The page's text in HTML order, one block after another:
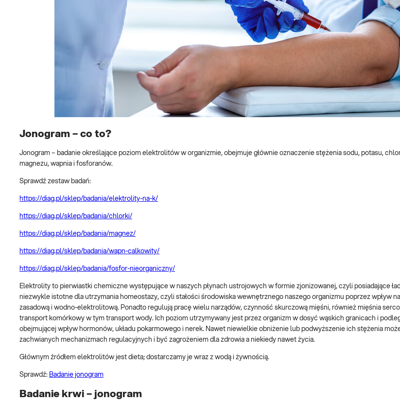
Jonogram – co to?
Jonogram – badanie określające poziom elektrolitów w organizmie, obejmuje głównie oznaczenie stężenia sodu, potasu,
magnezu, wapnia i fosforanów.
Sprawdź zestaw badań:
https://diag.pl/sklep/badania/elektrolity-na-k/
https://diag.pl/sklep/badania/chlorki/
https://diag.pl/sklep/badania/magnez/
https://diag.pl/sklep/badania/wapn-calkowity/
https://diag.pl/sklep/badania/fosfor-nieorganiczny/
Elektrolity to pierwiastki chemiczne występujące w naszych płynach ustrojowych w formie zjonizowanej, czyli posiadające
niezwykle istotne dla utrzymania homeostazy, czyli stałości środowiska wewnętrznego naszego organizmu poprzez wpływ
zasadową i wodno-elektrolitową. Ponadto regulują pracę wielu narządów, czynność skurczową mięśni, również mięśnia
transport komórkowy w tym transport wody. Ich poziom utrzymywany jest przez organizm w dosyć wąskich granicach i
obejmującej wpływ hormonów, układu pokarmowego i nerek. Nawet niewielkie obniżenie lub podwyższenie ich stężenia
zachwianych mechanizmach regulacyjnych i być zagrożeniem dla zdrowia a niekiedy nawet życia.
Głównym źródłem elektrolitów jest dieta; dostarczamy je wraz z wodą i żywnością.
Sprawdź: Badanie jonogram
Badanie krwi – jonogram